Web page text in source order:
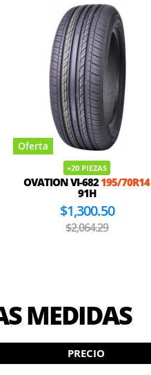
Oferta
+20 PIEZAS
OVATION VI-682195/70R14
91H
$1,300.50
$2,064.29
MEDIDAS
PRECIO